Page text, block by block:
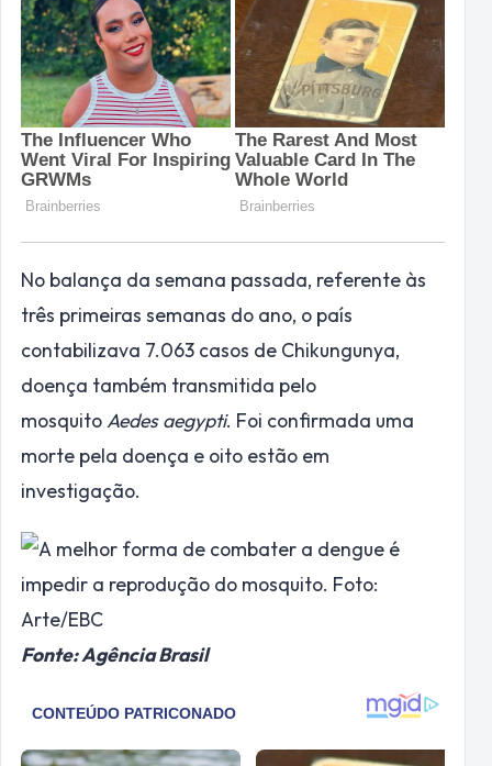
No balança da semana passada, referente às
três primeiras semanas do ano, o país
contabilizava 7.063 casos de Chikungunya,
doença também transmitida pelo
mosquitoAedes aegypti. Foi confirmada uma
morte pela doença e oito estão em
investigação.
Fonte: Agência Brasil